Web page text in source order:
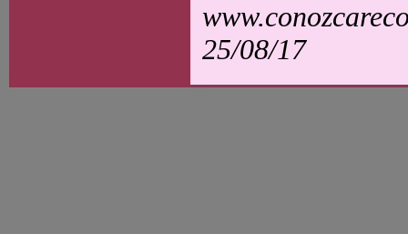
25/08/17